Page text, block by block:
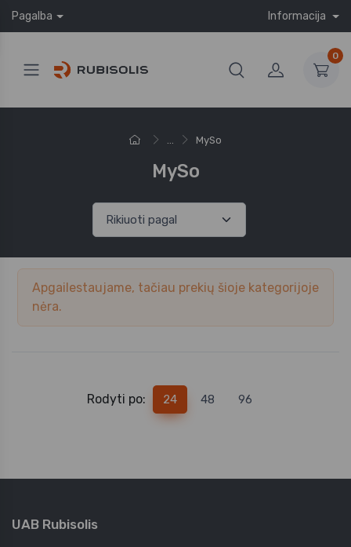
Pagalba Informacija
0
... MySo
MySo
Apgailestaujame, tačiau prekių šioje kategorijoje
nėra.
Rodyti po: 24 48 96
UAB Rubisolis